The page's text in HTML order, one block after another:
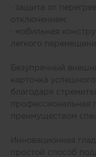
· защита от
отключением;
· мобильная
легкого
Безупречный
карточка
благодаря
профессиональная
преимуществом
Инновационная
простой способ